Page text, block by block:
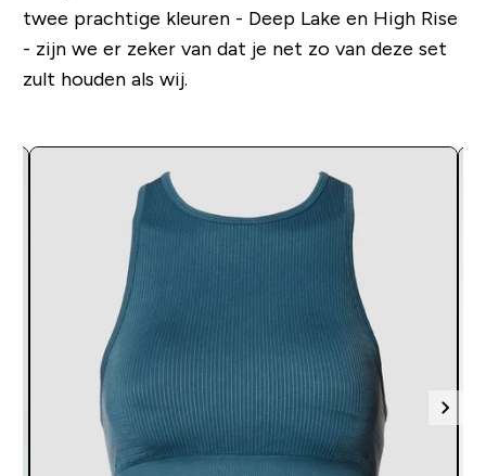
twee prachtige kleuren - Deep Lake en High Rise
- zijn we er zeker van dat je net zo van deze set
zult houden als wij.